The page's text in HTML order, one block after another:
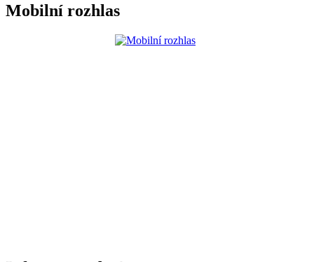
Mobilní rozhlas